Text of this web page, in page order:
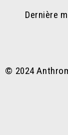
Dernière
© 2024